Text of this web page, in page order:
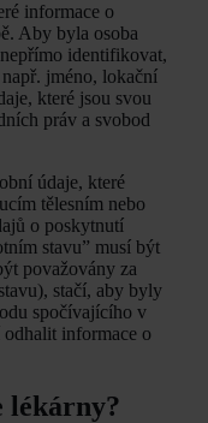
informace o
Aby byla osoba
identifikovat,
jméno, lokační
které jsou svou
práv a svobod
údaje, které
tělesním nebo
o poskytnutí
stavu” musí být
považovány za
stačí, aby byly
spočívajícího v
informace o
lékárny?